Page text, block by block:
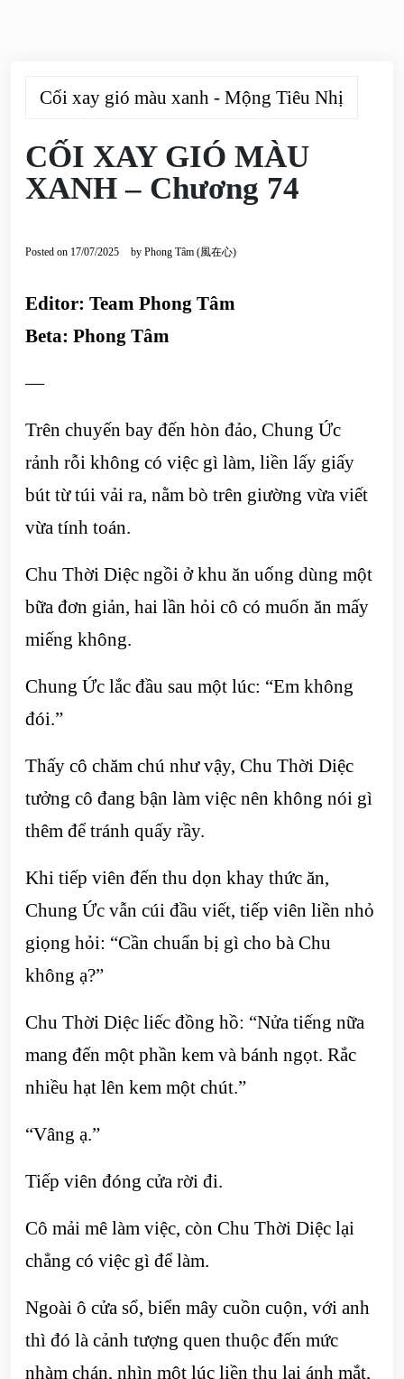
Cối xay gió màu xanh - Mộng Tiêu Nhị
CỐI XAY GIÓ MÀU
XANH – Chương 74
Posted on 17/07/2025 by Phong Tâm (風在心)
Editor: Team Phong Tâm
Beta: Phong Tâm
—
Trên chuyến bay đến hòn đảo, Chung Ức
rảnh rỗi không có việc gì làm, liền lấy giấy
bút từ túi vải ra, nằm bò trên giường vừa viết
vừa tính toán.
Chu Thời Diệc ngồi ở khu ăn uống dùng một
bữa đơn giản, hai lần hỏi cô có muốn ăn mấy
miếng không.
Chung Ức lắc đầu sau một lúc: “Em không
đói.”
Thấy cô chăm chú như vậy, Chu Thời Diệc
tưởng cô đang bận làm việc nên không nói gì
thêm để tránh quấy rầy.
Khi tiếp viên đến thu dọn khay thức ăn,
Chung Ức vẫn cúi đầu viết, tiếp viên liền nhỏ
giọng hỏi: “Cần chuẩn bị gì cho bà Chu
không ạ?”
Chu Thời Diệc liếc đồng hồ: “Nửa tiếng nữa
mang đến một phần kem và bánh ngọt. Rắc
nhiều hạt lên kem một chút.”
“Vâng ạ.”
Tiếp viên đóng cửa rời đi.
Cô mải mê làm việc, còn Chu Thời Diệc lại
chẳng có việc gì để làm.
Ngoài ô cửa sổ, biển mây cuồn cuộn, với anh
thì đó là cảnh tượng quen thuộc đến mức
nhàm chán, nhìn một lúc liền thu lại ánh mắt,